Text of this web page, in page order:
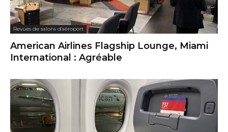
Revues de salons d'aéroport
American Airlines Flagship Lounge, Miami
International : Agréable